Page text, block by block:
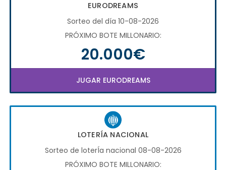
EURODREAMS
Sorteo del día 10-08-2026
PRÓXIMO BOTE MILLONARIO:
20.000€
JUGAR EURODREAMS
LOTERÍA NACIONAL
Sorteo de loterÍa nacional 08-08-2026
PRÓXIMO BOTE MILLONARIO: